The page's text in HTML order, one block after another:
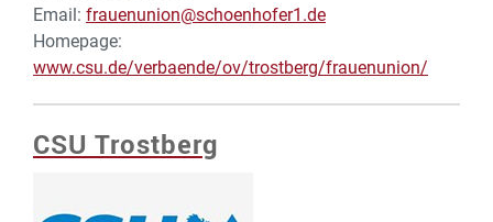
Email: frauenunion@schoenhofer1.de
Homepage:
www.csu.de/verbaende/ov/trostberg/frauenunion/
CSU Trostberg